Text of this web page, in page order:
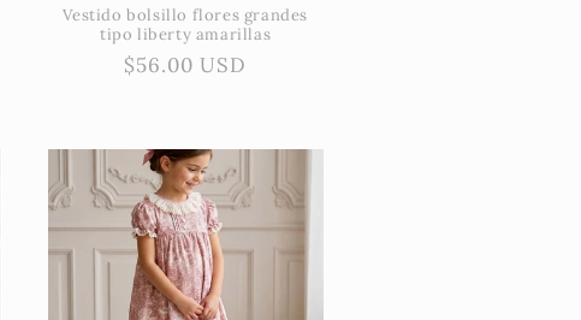
Vestido bolsillo flores grandes
tipo liberty amarillas
Precio
$56.00 USD